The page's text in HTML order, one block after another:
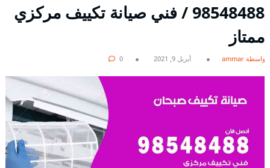
98548488 / فني صيانة تكييف مركزي
ممتاز
بواسطة ammar أبريل 9, 2021 0